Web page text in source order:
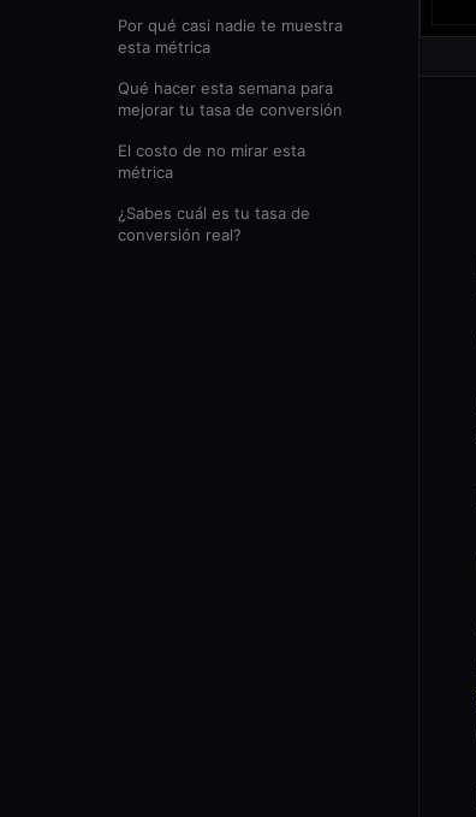
Por qué casi nadie te muestra
esta métrica
Qué hacer esta semana para
mejorar tu tasa de conversión
El costo de no mirar esta
métrica
¿Sabes cuál es tu tasa de
conversión real?